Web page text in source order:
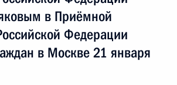
в Приёмной
Федерации
в Москве 21 января